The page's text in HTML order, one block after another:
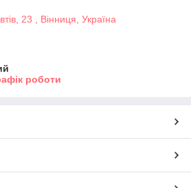
23 , Вінниця, Україна
роботи